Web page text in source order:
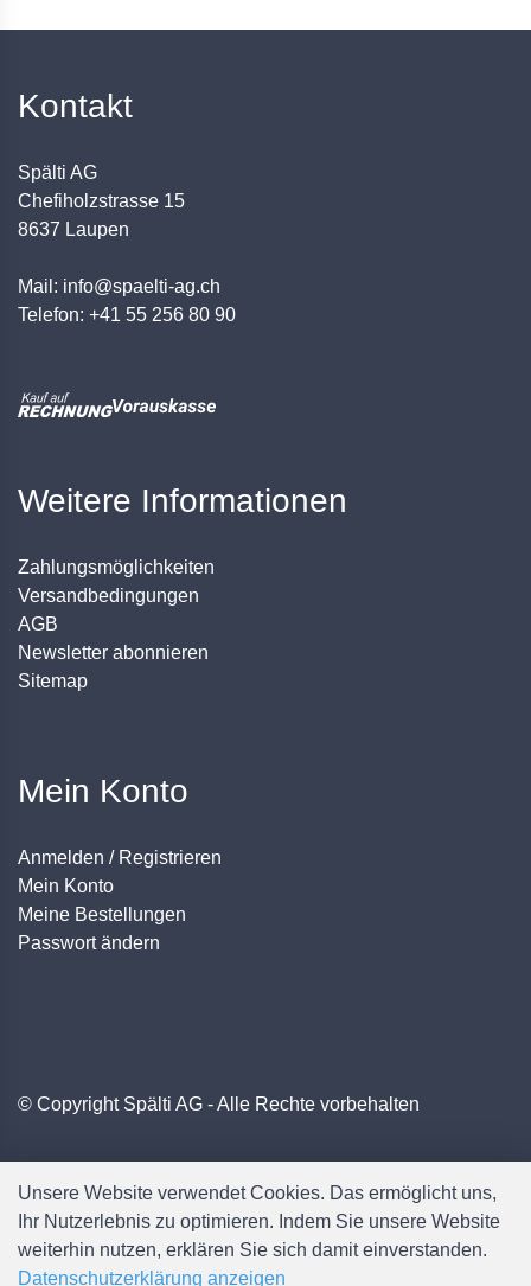
Kontakt
Spälti AG
Chefiholzstrasse 15
8637 Laupen
Mail: info@spaelti-ag.ch
Telefon: +41 55 256 80 90
Weitere Informationen
Zahlungsmöglichkeiten
Versandbedingungen
AGB
Newsletter abonnieren
Sitemap
Mein Konto
Anmelden / Registrieren
Mein Konto
Meine Bestellungen
Passwort ändern
© Copyright Spälti AG - Alle Rechte vorbehalten
Unsere Website verwendet Cookies. Das ermöglicht uns,
Ihr Nutzerlebnis zu optimieren. Indem Sie unsere Website
weiterhin nutzen, erklären Sie sich damit einverstanden.
Datenschutzerklärung anzeigen